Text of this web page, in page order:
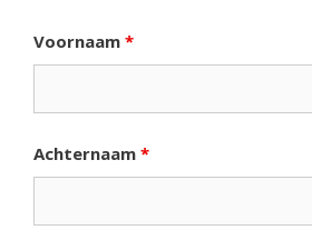
Voornaam *
Achternaam *